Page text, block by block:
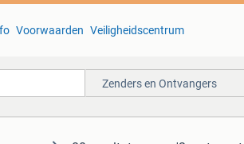
Voorwaarden Veiligheidscentrum
Zenders en Ontvangers